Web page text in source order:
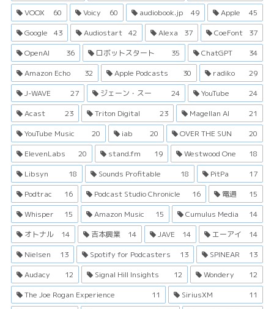
VOOX 60 Voicy 60 audiobook.jp 49 Apple
45
Google
43 Audiostart 42 Alexa 37 CoeFont
37
OpenAI
36 ロボットスタート 35 ChatGPT
34
Amazon Echo
32 Apple Podcasts 30 radiko
29
J-WAVE
27 ジェーン・スー 24 YouTube
24
Acast
23 Triton Digital 23 Magellan AI
21
YouTube Music
20 iab 20 OVER THE SUN
20
ElevenLabs
20 stand.fm 19 Westwood One
18
Libsyn
18 Sounds Profitable 18 PitPa
17
Podtrac
16 Podcast Studio Chronicle 16 電通
15
Whisper
15 Amazon Music 15 Cumulus Media
14
オトナル
14 吉本興業 14 JAVE 14 エーアイ
14
Nielsen
13 Spotify for Podcasters 13 SPINEAR
13
Audacy
12 Signal Hill Insights 12 Wondery
12
The Joe Rogan Experience
11 SiriusXM
11